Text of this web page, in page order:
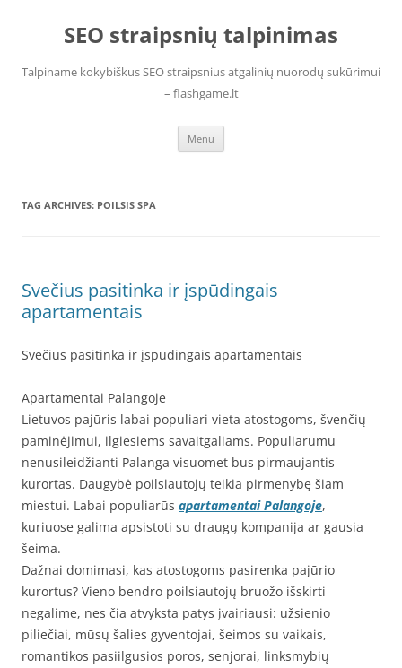
contentSEO straipsnių talpinimas
Talpiname kokybiškus SEO straipsnius atgalinių nuorodų sukūrimui
– flashgame.lt
Menu
TAG ARCHIVES: POILSIS SPA
Svečius pasitinka ir įspūdingais
apartamentais
Svečius pasitinka ir įspūdingais apartamentais
Apartamentai Palangoje
Lietuvos pajūris labai populiari vieta atostogoms, švenčių
paminėjimui, ilgiesiems savaitgaliams. Populiarumu
nenusileidžianti Palanga visuomet bus pirmaujantis
kurortas. Daugybė poilsiautojų teikia pirmenybę šiam
miestui. Labai populiarūs apartamentai Palangoje,
kuriuose galima apsistoti su draugų kompanija ar gausia
šeima.
Dažnai domimasi, kas atostogoms pasirenka pajūrio
kurortus? Vieno bendro poilsiautojų bruožo išskirti
negalime, nes čia atvyksta patys įvairiausi: užsienio
piliečiai, mūsų šalies gyventojai, šeimos su vaikais,
romantikos pasiilgusios poros, senjorai, linksmybių